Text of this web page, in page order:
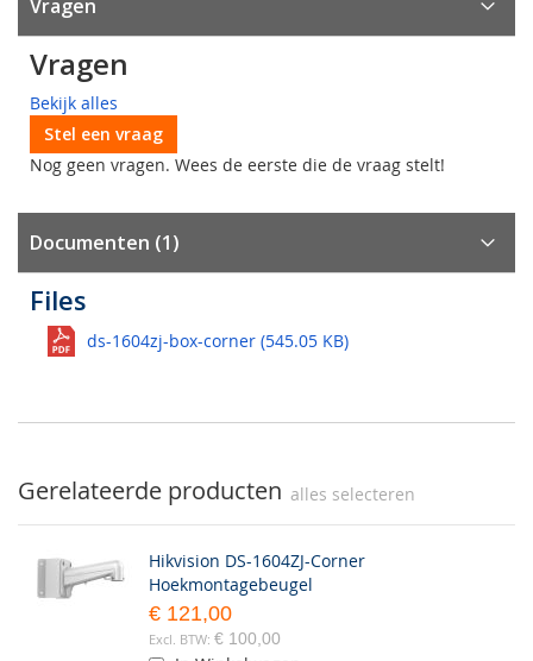
Vragen
Vragen
Bekijk alles
Stel een vraag
Nog geen vragen. Wees de eerste die de vraag stelt!
Documenten (1)
Files
ds-1604zj-box-corner (545.05 KB)
Gerelateerde producten alles selecteren
Hikvision DS-1604ZJ-Corner
Hoekmontagebeugel
€ 121,00
€ 100,00